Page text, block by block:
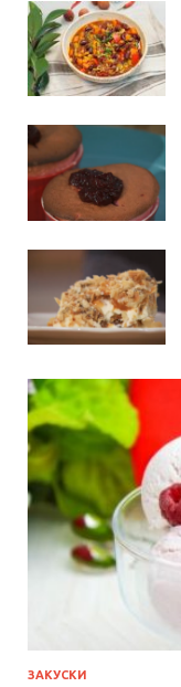
ЗАКУСКИ